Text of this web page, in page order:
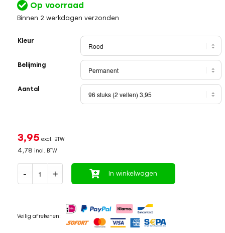
Op voorraad
Binnen 2 werkdagen verzonden
Kleur
Belijming
Aantal
3,95 excl. BTW
4,78 incl. BTW
In winkelwagen
Veilig afrekenen: